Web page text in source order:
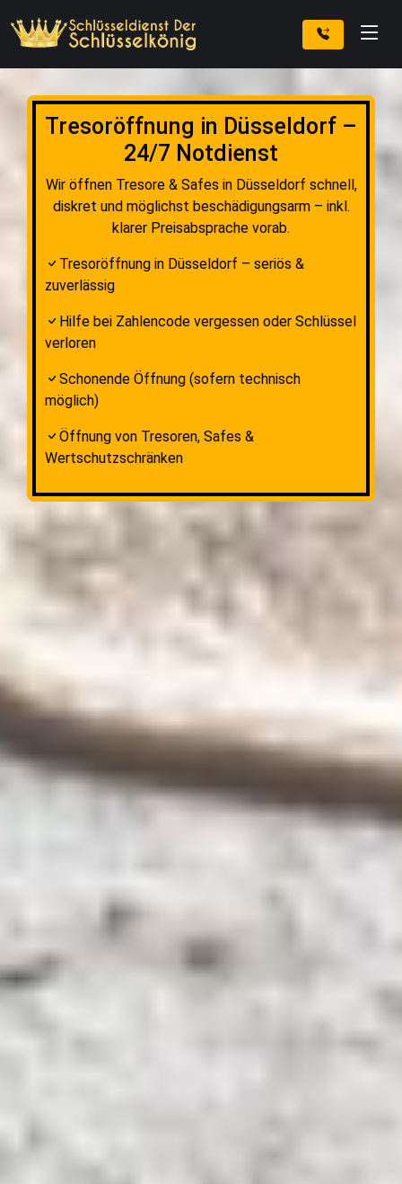
Tresoröffnung in Düsseldorf –
24/7 Notdienst
Wir öffnen Tresore & Safes in Düsseldorf schnell,
diskret und möglichst beschädigungsarm – inkl.
klarer Preisabsprache vorab.
Tresoröffnung in Düsseldorf – seriös &
zuverlässig
Hilfe bei Zahlencode vergessen oder Schlüssel
verloren
Schonende Öffnung (sofern technisch
möglich)
Öffnung von Tresoren, Safes &
Wertschutzschränken